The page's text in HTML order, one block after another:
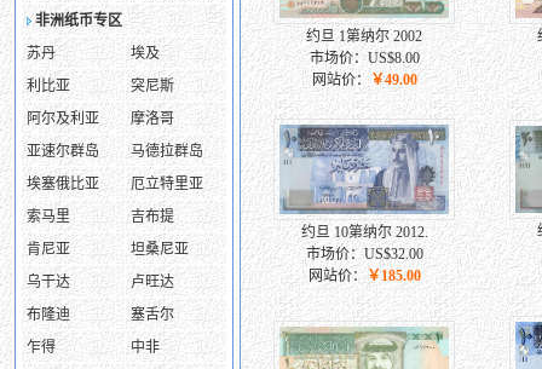
非洲纸币专区
苏丹
埃及
利比亚
突尼斯
阿尔及利亚
摩洛哥
亚速尔群岛
马德拉群岛
埃塞俄比亚
厄立特里亚
索马里
吉布提
肯尼亚
坦桑尼亚
乌干达
卢旺达
布隆迪
塞舌尔
乍得
中非
约旦 1第纳尔 2002
市场价：US$8.00
网站价： ￥49.00
约旦 10第纳尔 2012.
市场价：US$32.00
网站价：￥185.00